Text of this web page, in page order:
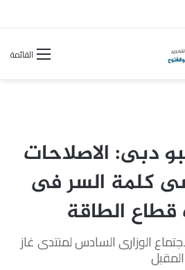
القائمة
دبى: الاصلاحات
كلمة السر فى
الطاقة
الوزارى السادس لمنتدى غاز